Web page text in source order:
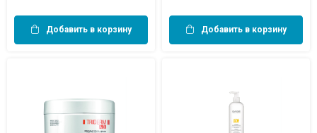
Добавить в корзину Добавить в корзину